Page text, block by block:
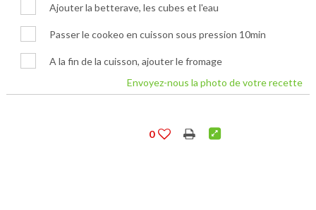
Ajouter la betterave, les cubes et l'eau
Passer le cookeo en cuisson sous pression 10min
A la fin de la cuisson, ajouter le fromage
Envoyez-nous la photo de votre recette
0